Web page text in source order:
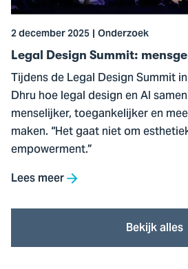
2 december 2025 Onderzoek
Legal Design Summit:
Tijdens de Legal Design Summit
Dhru hoe legal design en AI
menselijker, toegankelijker en
maken. “Het gaat niet om
empowerment.”
Lees meer
Bekijk alles